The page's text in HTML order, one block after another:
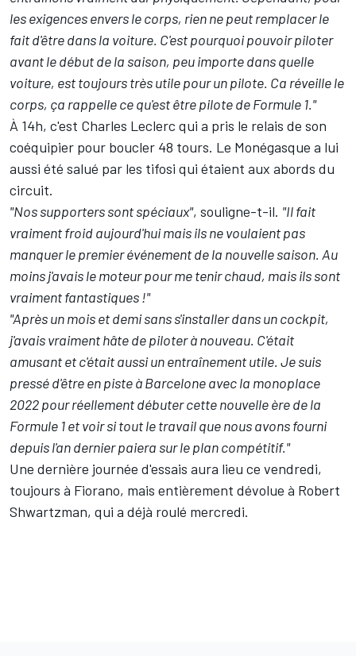
les exigences envers le corps, rien ne peut remplacer le
fait d'être dans la voiture. C'est pourquoi pouvoir piloter
avant le début de la saison, peu importe dans quelle
voiture, est toujours très utile pour un pilote. Ca réveille le
corps, ça rappelle ce qu'est être pilote de Formule 1."
À 14h, c'est Charles Leclerc qui a pris le relais de son
coéquipier pour boucler 48 tours. Le Monégasque a lui
aussi été salué par les tifosi qui étaient aux abords du
circuit.
"Nos supporters sont spéciaux", souligne-t-il. "Il fait
vraiment froid aujourd'hui mais ils ne voulaient pas
manquer le premier événement de la nouvelle saison. Au
moins j'avais le moteur pour me tenir chaud, mais ils sont
vraiment fantastiques !"
"Après un mois et demi sans s'installer dans un cockpit,
j'avais vraiment hâte de piloter à nouveau. C'était
amusant et c'était aussi un entraînement utile. Je suis
pressé d'être en piste à Barcelone avec la monoplace
2022 pour réellement débuter cette nouvelle ère de la
Formule 1 et voir si tout le travail que nous avons fourni
depuis l'an dernier paiera sur le plan compétitif."
Une dernière journée d'essais aura lieu ce vendredi,
toujours à Fiorano, mais entièrement dévolue à Robert
Shwartzman, qui a déjà roulé mercredi.